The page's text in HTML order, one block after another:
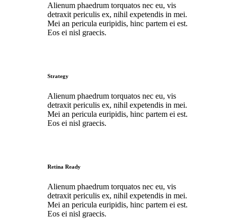
Alienum phaedrum torquatos nec eu, vis
detraxit periculis ex, nihil expetendis in mei.
Mei an pericula euripidis, hinc partem ei est.
Eos ei nisl graecis.
Strategy
Alienum phaedrum torquatos nec eu, vis
detraxit periculis ex, nihil expetendis in mei.
Mei an pericula euripidis, hinc partem ei est.
Eos ei nisl graecis.
Retina Ready
Alienum phaedrum torquatos nec eu, vis
detraxit periculis ex, nihil expetendis in mei.
Mei an pericula euripidis, hinc partem ei est.
Eos ei nisl graecis.